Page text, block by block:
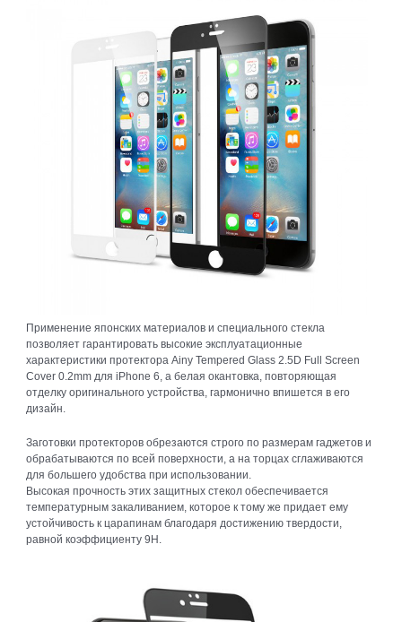
Применение японских материалов и специального стекла
позволяет гарантировать высокие эксплуатационные
характеристики протектора Ainy Tempered Glass 2.5D Full Screen
Cover 0.2mm для iPhone 6, а белая окантовка, повторяющая
отделку оригинального устройства, гармонично впишется в его
дизайн.
Заготовки протекторов обрезаются строго по размерам гаджетов и
обрабатываются по всей поверхности, а на торцах сглаживаются
для большего удобства при использовании.
Высокая прочность этих защитных стекол обеспечивается
температурным закаливанием, которое к тому же придает ему
устойчивость к царапинам благодаря достижению твердости,
равной коэффициенту 9Н.